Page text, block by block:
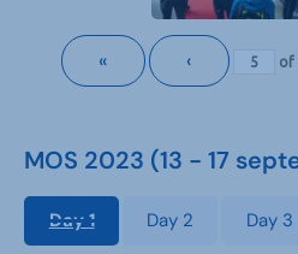
« ‹ of
MOS 2023 (13 - 17
Day 1 Day 2 Day 3